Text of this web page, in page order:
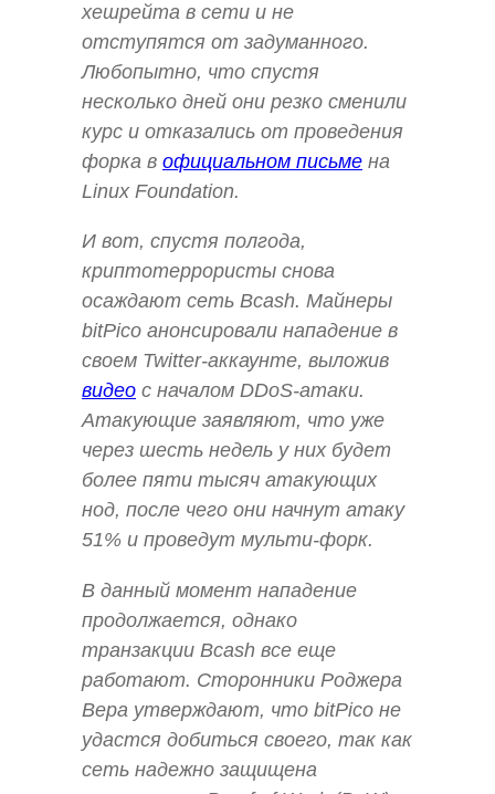
хешрейта в сети и не
отступятся от задуманного.
Любопытно, что спустя
несколько дней они резко сменили
курс и отказались от проведения
форка в официальном письме на
Linux Foundation.
И вот, спустя полгода,
криптотеррористы снова
осаждают сеть Bcash. Майнеры
bitPico анонсировали нападение в
своем Twitter-аккаунте, выложив
видео с началом DDoS-атаки.
Атакующие заявляют, что уже
через шесть недель у них будет
более пяти тысяч атакующих
нод, после чего они начнут атаку
51% и проведут мульти-форк.
В данный момент нападение
продолжается, однако
транзакции Bcash все еще
работают. Сторонники Роджера
Вера утверждают, что bitPico не
удастся добиться своего, так как
сеть надежно защищена